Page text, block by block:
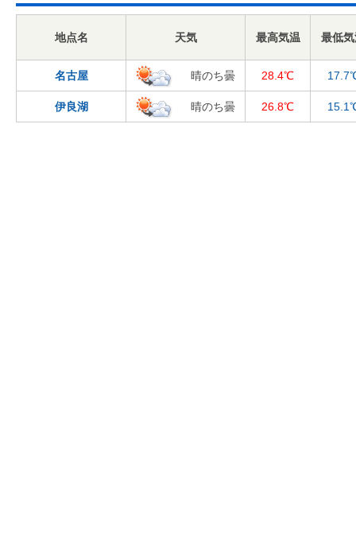
地点名 天気 最高気温 最低
名古屋 晴のち曇 28.4℃
伊良湖 晴のち曇 26.8℃